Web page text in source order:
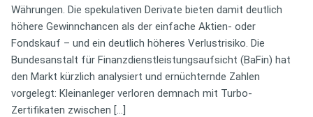
Währungen. Die spekulativen Derivate bieten damit deutlich
höhere Gewinnchancen als der einfache Aktien- oder
Fondskauf – und ein deutlich höheres Verlustrisiko. Die
Bundesanstalt für Finanzdienstleistungsaufsicht (BaFin) hat
den Markt kürzlich analysiert und ernüchternde Zahlen
vorgelegt: Kleinanleger verloren demnach mit Turbo-
Zertifikaten zwischen […]